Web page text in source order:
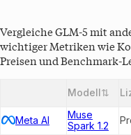
VergleicheGLM-5 mit
wichtiger Metriken wie
Preisen und Benchmark-
Modell⇅
Meta AI
Muse
Spark 1.2